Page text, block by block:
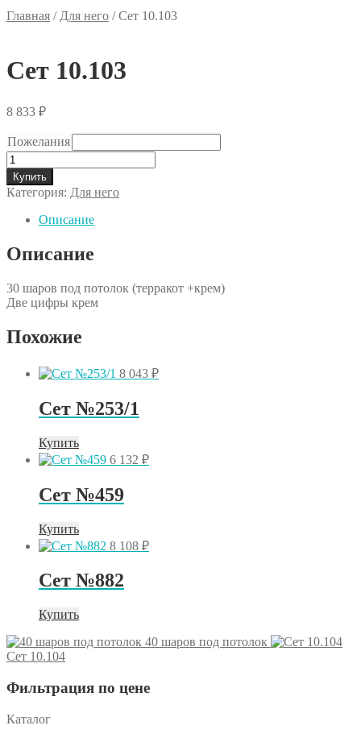
Главная /Для него /Сет 10.103
Сет 10.103
8 833 ₽
Пожелания
Количество
товара
Сет
10.103
Купить
Категория: Для него
Описание
Описание
30 шаров под потолок (терракот +крем)
Две цифры крем
Похожие
8 043 ₽
Сет №253/1
Купить
6 132 ₽
Сет №459
Купить
8 108 ₽
Сет №882
Купить
40 шаров под потолок
Сет 10.104
Фильтрация по цене
Каталог